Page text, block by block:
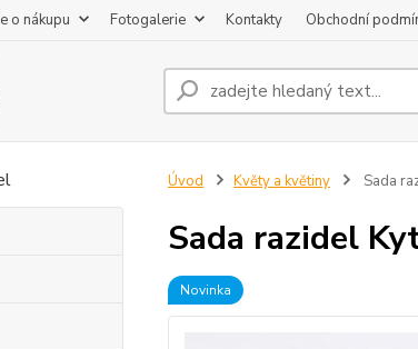
o nákupu Fotogalerie Kontakty Obchodní
Úvod Květy a květiny Sada
Sada razidel
Novinka